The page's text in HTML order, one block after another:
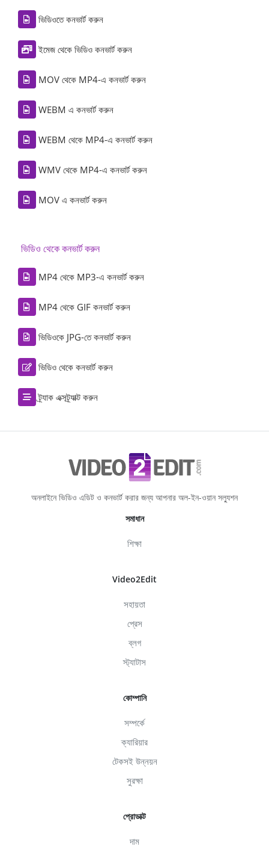
ভিডিওতে কনভার্ট করুন
ইমেজ থেকে ভিডিও কনভার্ট করুন
MOV থেকে MP4-এ কনভার্ট করুন
WEBM এ কনভার্ট করুন
WEBM থেকে MP4-এ কনভার্ট করুন
WMV থেকে MP4-এ কনভার্ট করুন
MOV এ কনভার্ট করুন
ভিডিও থেকে কনভার্ট করুন
MP4 থেকে MP3-এ কনভার্ট করুন
MP4 থেকে GIF কনভার্ট করুন
ভিডিওকে JPG-তে কনভার্ট করুন
ভিডিও থেকে কনভার্ট করুন
ট্র্যাক এক্সট্র্যাক্ট করুন
অনলাইনে ভিডিও এডিট ও কনভার্ট করার জন্য আপনার অল-ইন-ওয়ান সল্যুশন
সমাধান
শিক্ষা
Video2Edit
সহায়তা
প্রেস
ব্লগ
স্ট্যাটাস
কোম্পানি
সম্পর্কে
ক্যারিয়ার
টেকসই উন্নয়ন
সুরক্ষা
প্রোডাক্ট
দাম